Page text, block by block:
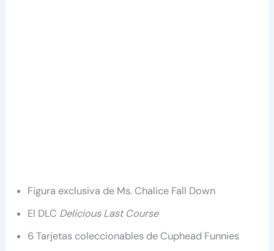
Figura exclusiva de Ms. Chalice Fall Down
El DLC Delicious Last Course
6 Tarjetas coleccionables de Cuphead Funnies